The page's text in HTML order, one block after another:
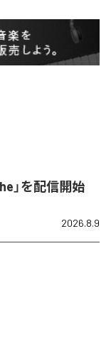
」を配信開始
2026.8.9